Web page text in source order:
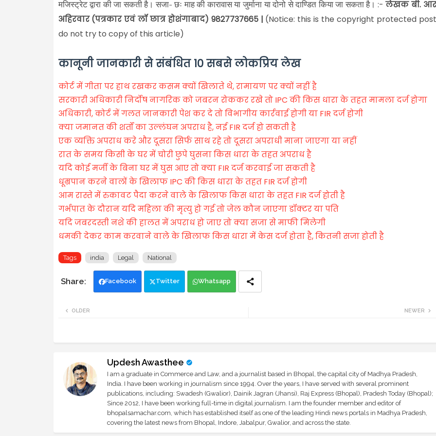
मजिस्ट्रेट द्वारा की जा सकती है। सजा- छः माह की कारावास या जुर्माना या दोनो से दाण्डित किया जा सकता है। :-लेखकबी.
अहिरवार (पत्रकार एवं लॉ छात्र होशंगाबाद) 9827737665 | (Notice: this is the copyright protected
do not try to copy of this article)
कानूनी जानकारी से संबंधित 10 सबसे लोकप्रिय लेख
कोर्ट में गीता पर हाथ रखकर कसम क्यों खिलाते थे, रामायण पर क्यों नहीं है
सरकारी अधिकारी निर्दोष नागरिक को जबरन रोककर रखे तो IPC की किस धारा के तहत मामला दर्ज होगा
अधिकारी, कोर्ट में गलत जानकारी पेश कर दे तो विभागीय कार्रवाई होगी या FIR दर्ज होगी
क्या जमानत की शर्तों का उल्लंघन अपराध है, नई FIR दर्ज हो सकती है
एक व्यक्ति अपराध करे और दूसरा सिर्फ साथ रहे तो दूसरा अपराधी माना जाएगा या नहीं
रात के समय किसी के घर में चोरी छुपे घुसना किस धारा के तहत अपराध है
यदि कोई मर्जी के बिना घर में घुस आए तो क्या FIR दर्ज करवाई जा सकती है
धूम्रपान करने वालों के खिलाफ IPC की किस धारा के तहत FIR दर्ज होगी
आम रास्ते में रुकावट पैदा करने वाले के खिलाफ किस धारा के तहत FIR दर्ज होती है
गर्भपात के दौरान यदि महिला की मृत्यु हो गई तो जेल कौन जाएगा डॉक्टर या पति
यदि जबरदस्ती नशे की हालत में अपराध हो जाए तो क्या सजा से माफी मिलेगी
धमकी देकर काम करवाने वाले के खिलाफ किस धारा में केस दर्ज होता है, कितनी सजा होती है
Tags india Legal National
Facebook Twitter Whatsapp
NEWER
OLDER
Updesh Awasthee
I am a graduate in Commerce and Law, and a journalist based in Bhopal, the capital city of Madhya Pradesh,
India. I have been working in journalism since 1994. Over the years, I have served with several prominent
publications, including: Swadesh (Gwalior), Dainik Jagran (Jhansi), Raj Express (Bhopal), Pradesh Today (Bhopal);
Since 2012, I have been working full-time in digital journalism. I am the founder member and editor of
bhopalsamachar.com, which has established itself as one of the leading Hindi news portals in Madhya Pradesh,
covering the latest news from Bhopal, Indore, Jabalpur, Gwalior, and across the state.